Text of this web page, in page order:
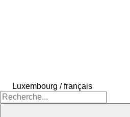
Luxembourg / français